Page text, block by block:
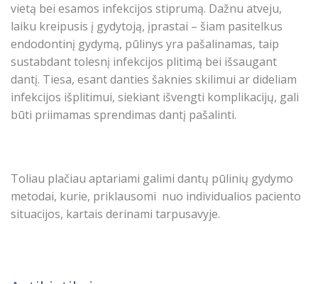
vietą bei esamos infekcijos stiprumą. Dažnu atveju,
laiku kreipusis į gydytoją, įprastai – šiam pasitelkus
endodontinį gydymą, pūlinys yra pašalinamas, taip
sustabdant tolesnį infekcijos plitimą bei išsaugant
dantį. Tiesa, esant danties šaknies skilimui ar dideliam
infekcijos išplitimui, siekiant išvengti komplikacijų, gali
būti priimamas sprendimas dantį pašalinti.
Toliau plačiau aptariami galimi dantų pūlinių gydymo
metodai, kurie, priklausomi nuo individualios paciento
situacijos, kartais derinami tarpusavyje.